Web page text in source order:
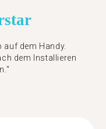
star
auf dem Handy.
dem Installieren